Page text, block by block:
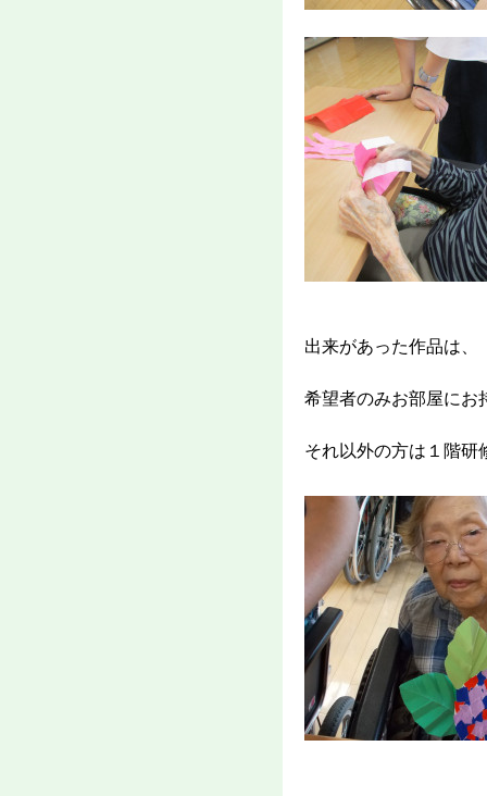
出来があった作品は、
希望者のみお部屋にお
それ以外の方は１階研